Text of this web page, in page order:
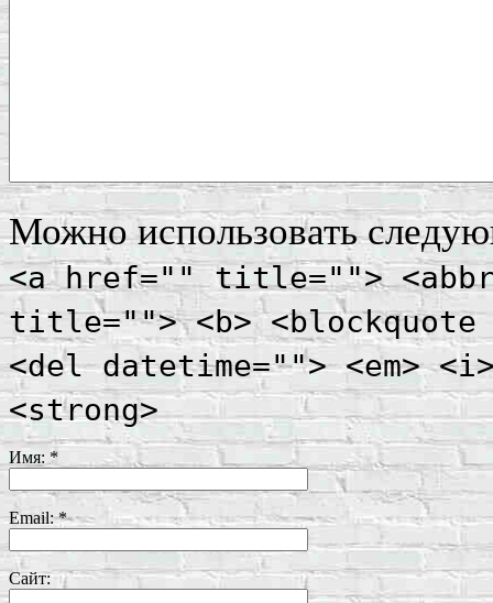
Можно использовать
<a href="" title="">
title=""> <b> <blockquote
<del datetime=""> <em>
<strong>
Имя: *
Email:*
Сайт: